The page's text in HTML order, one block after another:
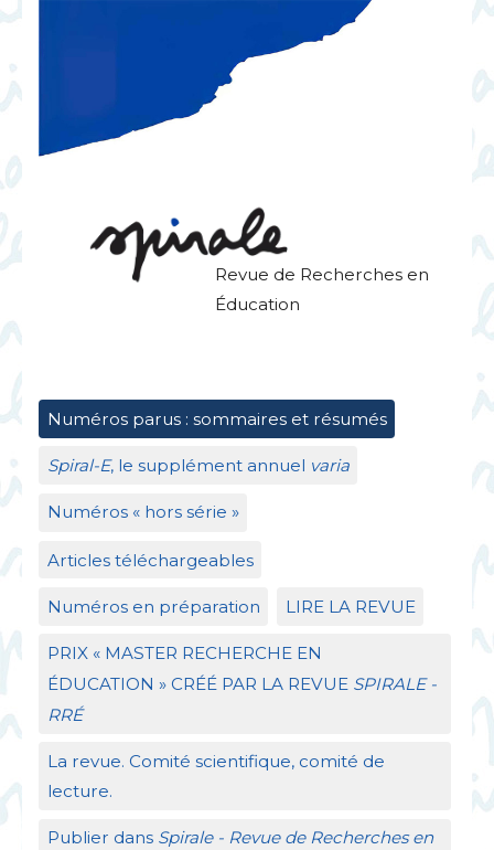
Revue de Recherches en
Éducation
Numéros parus : sommaires et résumés
Spiral-E, le supplément annuel varia
Numéros « hors série »
Articles téléchargeables
Numéros en préparation LIRE LA REVUE
PRIX« MASTER RECHERCHE EN
ÉDUCATION » CRÉÉ PAR LA REVUE SPIRALE-
RRÉ
La revue. Comité scientifique, comité de
lecture.
Publier dans Spirale - Revue de Recherches en